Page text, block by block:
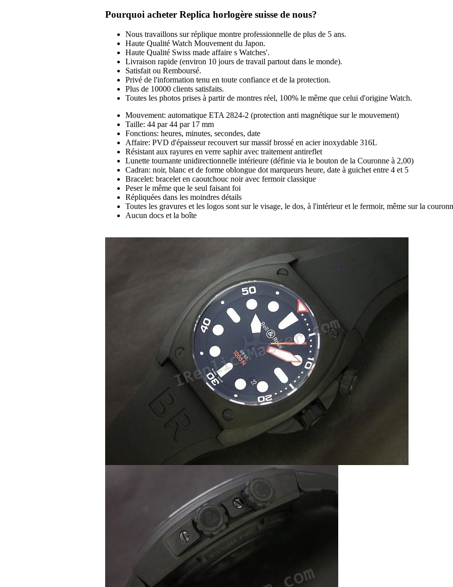
Pourquoi acheter Replica horlogère suisse de nous?
Nous travaillons sur réplique montre professionnelle de plus de 5 ans.
Haute Qualité Watch Mouvement du Japon.
Haute Qualité Swiss made affaire s Watches'.
Livraison rapide (environ 10 jours de travail partout dans le monde).
Satisfait ou Remboursé.
Privé de l'information tenu en toute confiance et de la protection.
Plus de 10000 clients satisfaits.
Toutes les photos prises à partir de montres réel, 100% le même que celui d'origine Watch.
Mouvement: automatique ETA 2824-2 (protection anti magnétique sur le mouvement)
Taille: 44 par 44 par 17 mm
Fonctions: heures, minutes, secondes, date
Affaire: PVD d'épaisseur recouvert sur massif brossé en acier inoxydable 316L
Résistant aux rayures en verre saphir avec traitement antireflet
Lunette tournante unidirectionnelle intérieure (définie via le bouton de la Couronne à 2,00)
Cadran: noir, blanc et de forme oblongue dot marqueurs heure, date à guichet entre 4 et 5
Bracelet: bracelet en caoutchouc noir avec fermoir classique
Peser le même que le seul faisant foi
Répliquées dans les moindres détails
Toutes les gravures et les logos sont sur le visage, le dos, à l'intérieur et le fermoir, même sur la
Aucun docs et la boîte